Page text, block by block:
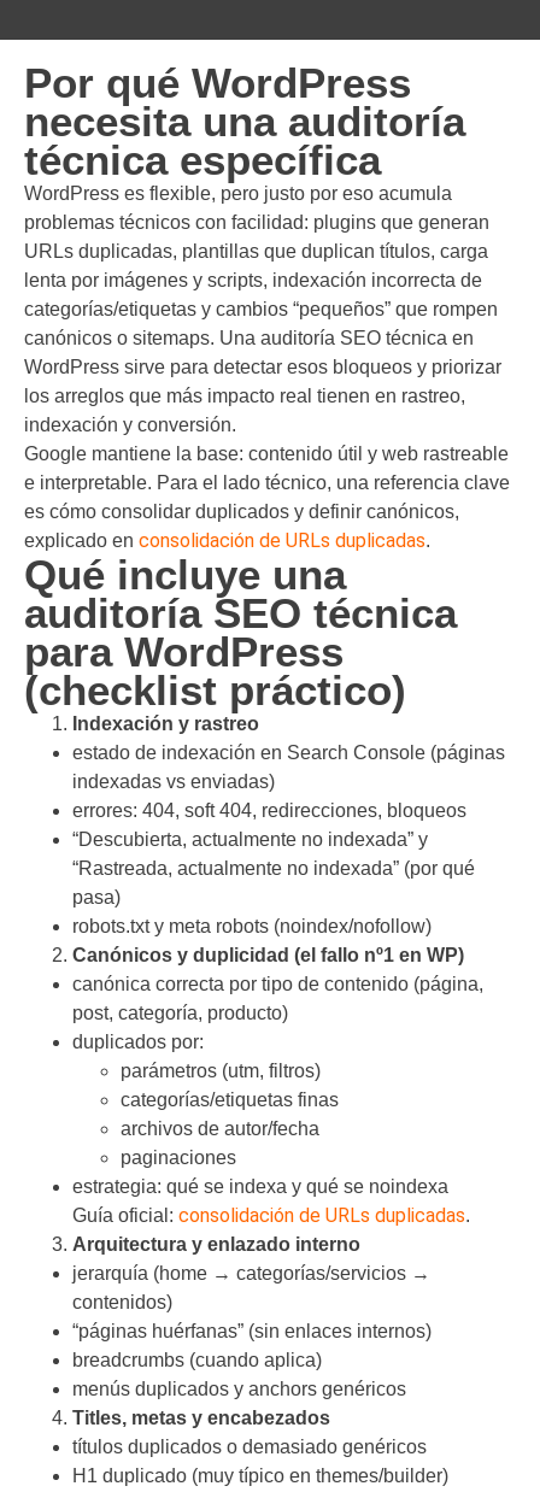
Por qué WordPress
necesita una auditoría
técnica específica
WordPress es flexible, pero justo por eso acumula
problemas técnicos con facilidad: plugins que generan
URLs duplicadas, plantillas que duplican títulos, carga
lenta por imágenes y scripts, indexación incorrecta de
categorías/etiquetas y cambios “pequeños” que rompen
canónicos o sitemaps. Una auditoría SEO técnica en
WordPress sirve para detectar esos bloqueos y priorizar
los arreglos que más impacto real tienen en rastreo,
indexación y conversión.
Google mantiene la base: contenido útil y web rastreable
e interpretable. Para el lado técnico, una referencia clave
es cómo consolidar duplicados y definir canónicos,
explicado en consolidación de URLs duplicadas.
Qué incluye una
auditoría SEO técnica
para WordPress
(checklist práctico)
Indexación y rastreo
estado de indexación en Search Console (páginas
indexadas vs enviadas)
errores: 404, soft 404, redirecciones, bloqueos
“Descubierta, actualmente no indexada” y
“Rastreada, actualmente no indexada” (por qué
pasa)
robots.txt y meta robots (noindex/nofollow)
Canónicos y duplicidad (el fallo nº1 en WP)
canónica correcta por tipo de contenido (página,
post, categoría, producto)
duplicados por:
parámetros (utm, filtros)
categorías/etiquetas finas
archivos de autor/fecha
paginaciones
estrategia: qué se indexa y qué se noindexa
Guía oficial: consolidación de URLs duplicadas.
Arquitectura y enlazado interno
jerarquía (home → categorías/servicios →
contenidos)
“páginas huérfanas” (sin enlaces internos)
breadcrumbs (cuando aplica)
menús duplicados y anchors genéricos
Titles, metas y encabezados
títulos duplicados o demasiado genéricos
H1 duplicado (muy típico en themes/builder)